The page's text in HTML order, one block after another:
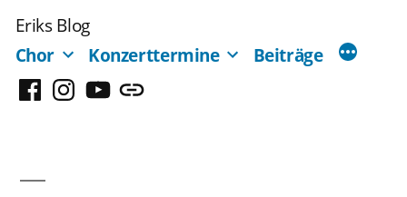
Inhalt
springen
Eriks Blog
Chor
Konzerttermine Beiträge
FacebookInstagram
YouTubeMastodon